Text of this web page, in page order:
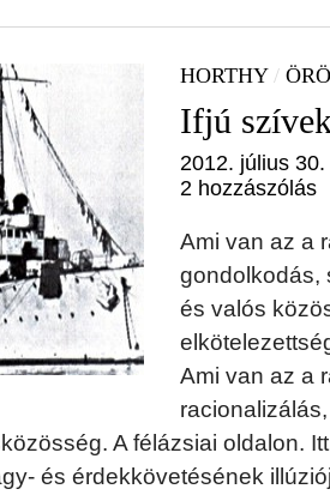
HORTHY/
Ifjú
2012. július 30.
2 hozzászólás
Ami van az a
gondolkodás,
és valós
Ami van az a
A félázsiai oldalon.
és érdekkövetésének